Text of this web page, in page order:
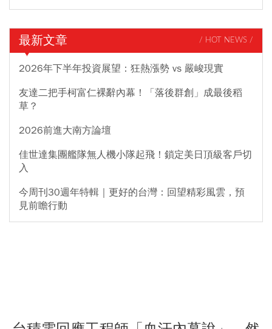
最新文章 / HOT NEWS /
2026年下半年投資展望：狂熱漲勢 vs 嚴峻現實
友達二把手柯富仁裸辭內幕！「落後群創」成最後稻
草？
2026前進大南方論壇
佳世達集團艦隊無人機小隊起飛！鎖定美日頂級客戶切
入
今周刊30週年特輯｜更好的台灣：回望精彩風雲，預
見前瞻行動